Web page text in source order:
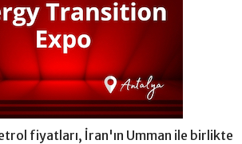
fiyatları, İran'ın Umman ile birlikte